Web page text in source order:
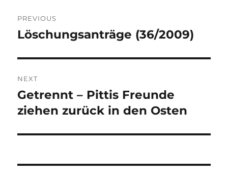
navigation
PREVIOUS
Previous
Löschungsanträge (36/2009)
NEXT
Next
post:
Getrennt – Pittis Freunde
ziehen zurück in den Osten